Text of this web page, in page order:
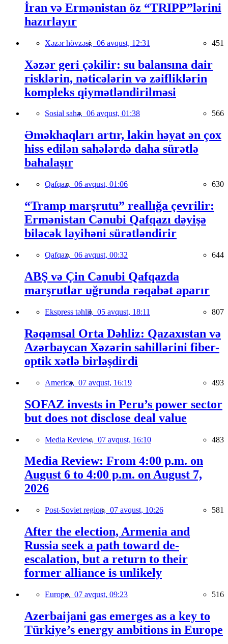
İran və Ermənistan öz “TRIPP”lərini
hazırlayır
Xəzər hövzəsi, 06 avqust, 12:31 451
Xəzər geri çəkilir: su balansına dair
risklərin, nəticələrin və zəifliklərin
kompleks qiymətləndirilməsi
Sosial sahə, 06 avqust, 01:38 566
Əməkhaqları artır, lakin həyat ən çox
hiss edilən sahələrdə daha sürətlə
bahalaşır
Qafqaz, 06 avqust, 01:06 630
“Tramp marşrutu” reallığa çevrilir:
Ermənistan Cənubi Qafqazı dəyişə
biləcək layihəni sürətləndirir
Qafqaz, 06 avqust, 00:32 644
ABŞ və Çin Cənubi Qafqazda
marşrutlar uğrunda rəqabət aparır
Ekspress təhlil, 05 avqust, 18:11 807
Rəqəmsal Orta Dəhliz: Qazaxıstan və
Azərbaycan Xəzərin sahillərini fiber-
optik xətlə birləşdirdi
America, 07 avqust, 16:19 493
SOFAZ invests in Peru’s power sector
but does not disclose deal value
Media Review, 07 avqust, 16:10 483
Media Review: From 4:00 p.m. on
August 6 to 4:00 p.m. on August 7,
2026
Post-Soviet region, 07 avqust, 10:26 581
After the election, Armenia and
Russia seek a path toward de-
escalation, but a return to their
former alliance is unlikely
Europe, 07 avqust, 09:23 516
Azerbaijani gas emerges as a key to
Türkiye’s energy ambitions in Europe